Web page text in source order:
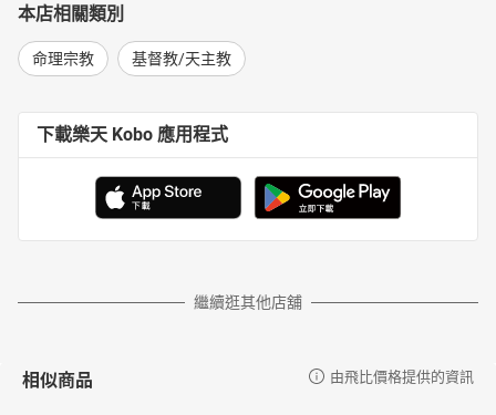
本店相關類別
命理宗教 基督教/天主教
下載樂天 Kobo 應用程式
繼續逛其他店舖
相似商品 由飛比價格提供的資訊